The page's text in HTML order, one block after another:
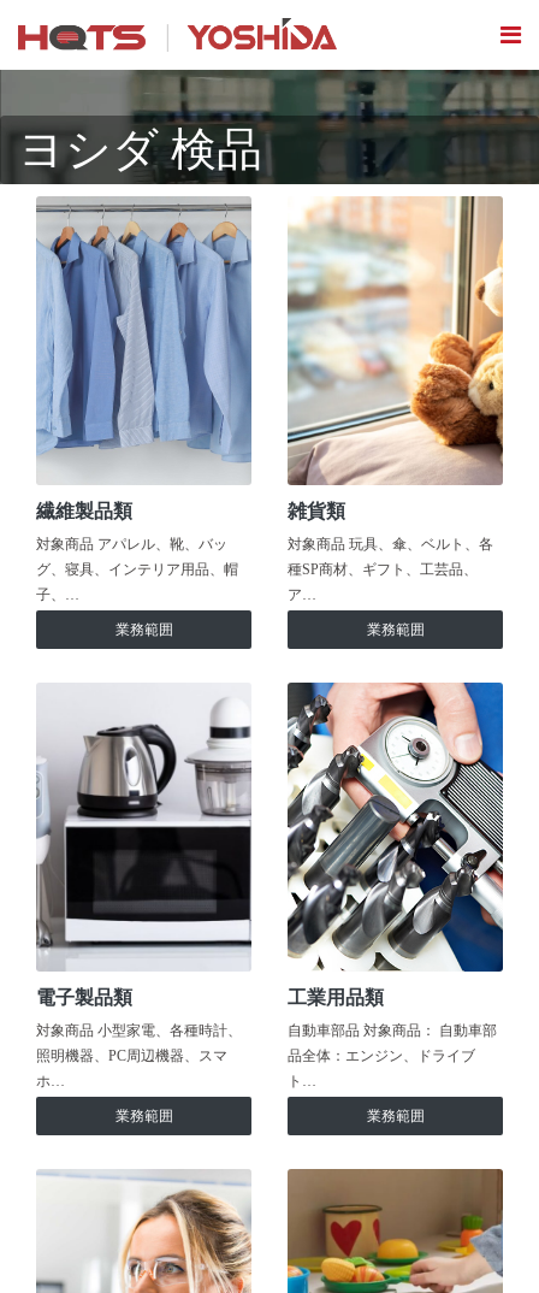
ヨシダ 検品
繊維製品類
対象商品 アパレル、靴、バッ
グ、寝具、インテリア用品、帽
子、…
業務範囲
雑貨類
対象商品 玩具、傘、ベルト、各
種SP商材、ギフト、工芸品、
ア…
業務範囲
電子製品類
対象商品 小型家電、各種時計、
照明機器、PC周辺機器、スマ
ホ…
業務範囲
工業用品類
自動車部品 対象商品： 自動車部
品全体：エンジン、ドライブ
ト…
業務範囲